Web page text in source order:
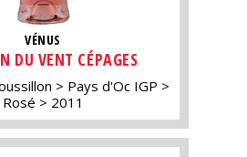
VÉNUS
DU VENT CÉPAGES
Pays d'Oc IGP
Rosé
2011